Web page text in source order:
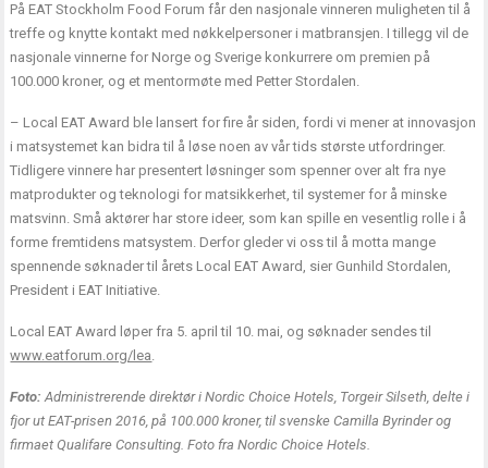
På EAT Stockholm Food Forum får den nasjonale vinneren muligheten til å
treffe og knytte kontakt med nøkkelpersoner i matbransjen. I tillegg vil de
nasjonale vinnerne for Norge og Sverige konkurrere om premien på
100.000 kroner, og et mentormøte med Petter Stordalen.
– Local EAT Award ble lansert for fire år siden, fordi vi mener at innovasjon
i matsystemet kan bidra til å løse noen av vår tids største utfordringer.
Tidligere vinnere har presentert løsninger som spenner over alt fra nye
matprodukter og teknologi for matsikkerhet, til systemer for å minske
matsvinn. Små aktører har store ideer, som kan spille en vesentlig rolle i å
forme fremtidens matsystem. Derfor gleder vi oss til å motta mange
spennende søknader til årets Local EAT Award, sier Gunhild Stordalen,
President i EAT Initiative.
Local EAT Award løper fra 5. april til 10. mai, og søknader sendes til
www.eatforum.org/lea.
Foto: Administrerende direktør i Nordic Choice Hotels, Torgeir Silseth, delte i
fjor ut EAT-prisen 2016, på 100.000 kroner, til svenske Camilla Byrinder og
firmaet Qualifare Consulting. Foto fra Nordic Choice Hotels.